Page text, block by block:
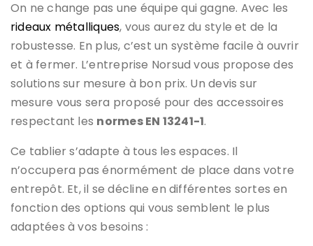
On ne change pas une équipe qui gagne. Avec les
rideaux métalliques, vous aurez du style et de la
robustesse. En plus, c’est un système facile à ouvrir
et à fermer. L’entreprise Norsud vous propose des
solutions sur mesure à bon prix. Un devis sur
mesure vous sera proposé pour des accessoires
respectant les normes EN 13241-1.
Ce tablier s’adapte à tous les espaces. Il
n’occupera pas énormément de place dans votre
entrepôt. Et, il se décline en différentes sortes en
fonction des options qui vous semblent le plus
adaptées à vos besoins :